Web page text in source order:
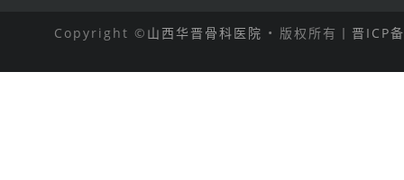
Copyright © 山西华晋骨科医院 • 版权所有丨 晋ICP